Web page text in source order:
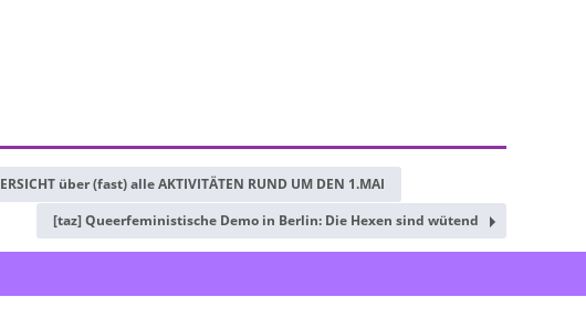
über (fast) alle AKTIVITÄTEN RUND UM DEN 1.MAI
[taz] Queerfeministische Demo in Berlin: Die Hexen sind wütend